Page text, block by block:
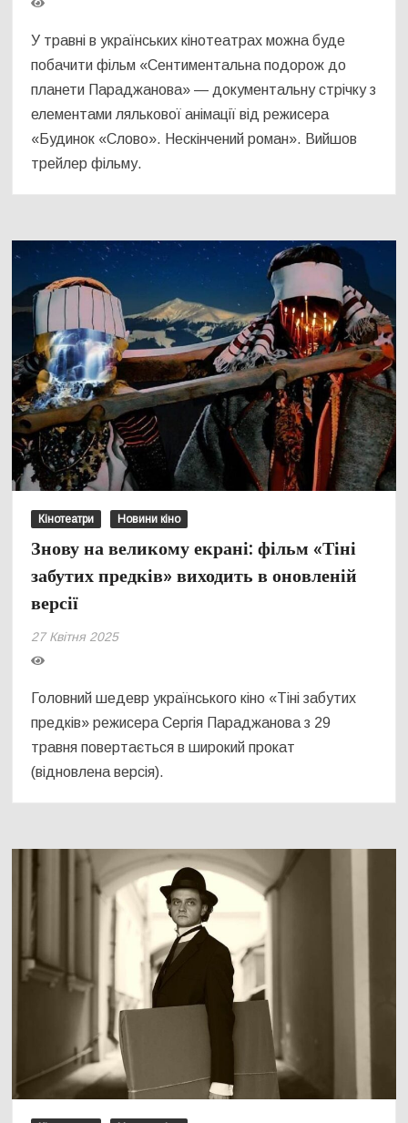
У травні в українських кінотеатрах можна буде
побачити фільм «Сентиментальна подорож до
планети Параджанова» — документальну стрічку з
елементами лялькової анімації від режисера
«Будинок «Слово». Нескінчений роман». Вийшов
трейлер фільму.
Кінотеатри Новини кіно
Знову на великому екрані: фільм «Тіні
забутих предків» виходить в оновленій
версії
27 Квітня 2025
Головний шедевр українського кіно «Тіні забутих
предків» режисера Сергія Параджанова з 29
травня повертається в широкий прокат
(відновлена версія).